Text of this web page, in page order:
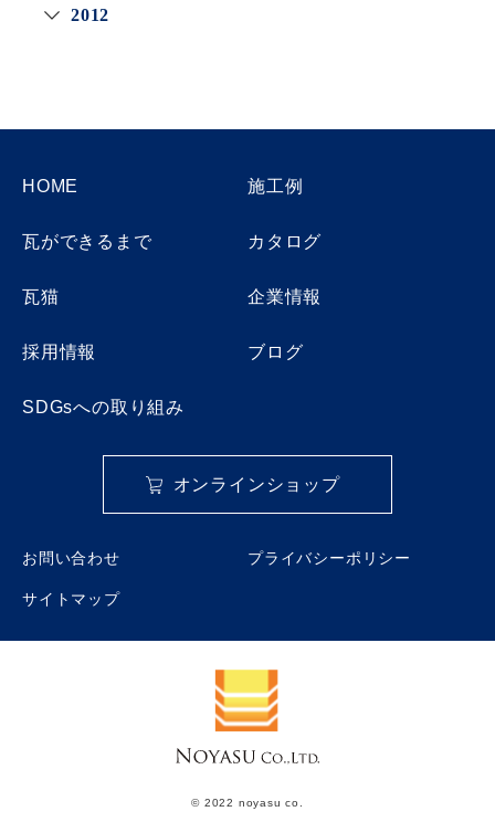
2012
HOME 施工例
瓦ができるまで カタログ
瓦猫 企業情報
採用情報 ブログ
SDGsへの取り組み
オンラインショップ
お問い合わせ プライバシーポリシー
サイトマップ
© 2022 noyasu co.